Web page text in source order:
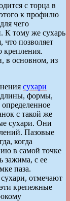
с торца в
к профилю
чего
К тому же сухарь
что позволяет
крепления.
в основном, из
сухари
длины, формы,
с такой же
сухари. Они
Пазовые
когда
в самой точке
зажима, с ее
паза.
отмечают
крепежные